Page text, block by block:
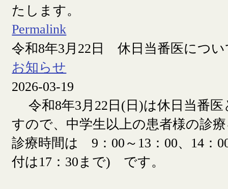
たします。
Permalink
令和8年3月22日 休日当番医につい
お知らせ
2026-03-19
令和8年3月22日(日)は休日当番
すので、中学生以上の患者様の診
診療時間は 9：00～13：00、14：
付は17：30まで) です。